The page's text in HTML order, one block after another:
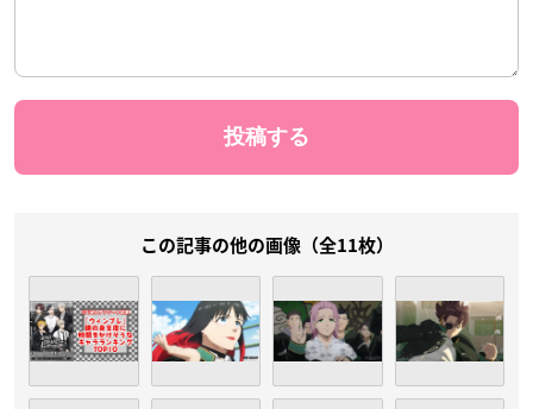
この記事の他の画像（全11枚）